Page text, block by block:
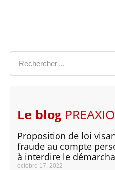
Le blog PREAXIO
Proposition de loi
fraude au compte
à interdire le
octobre 17, 2022